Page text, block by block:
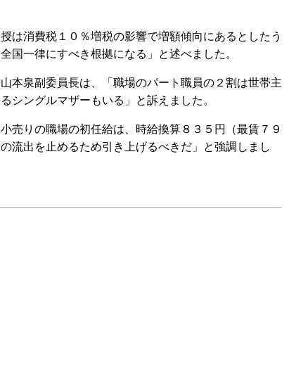
は消費税１０％増税の影響で増額傾向にあるとしたう
国一律にすべき根拠になる」と述べました。
本泉副委員長は、「職場のパート職員の２割は世帯主
シングルマザーもいる」と訴えました。
売りの職場の初任給は、時給換算８３５円（最賃７９
流出を止めるため引き上げるべきだ」と強調しまし